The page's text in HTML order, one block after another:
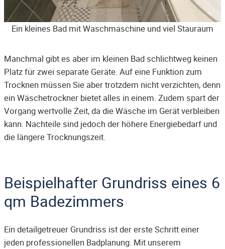
Ein kleines Bad mit Waschmaschine und viel Stauraum
Manchmal gibt es aber im kleinen Bad schlichtweg keinen
Platz für zwei separate Geräte. Auf eine Funktion zum
Trocknen müssen Sie aber trotzdem nicht verzichten, denn
ein Wäschetrockner bietet alles in einem. Zudem spart der
Vorgang wertvolle Zeit, da die Wäsche im Gerät verbleiben
kann. Nachteile sind jedoch der höhere Energiebedarf und
die längere Trocknungszeit.
Beispielhafter Grundriss eines 6
qm Badezimmers
Ein detailgetreuer Grundriss ist der erste Schritt einer
jeden professionellen Badplanung. Mit unserem